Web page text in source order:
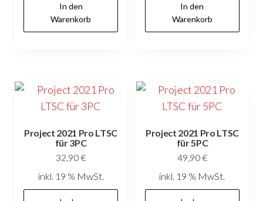
In den
Warenkorb
In den
Warenkorb
Project 2021 Pro LTSC
für 3PC
32,90€
inkl. 19 % MwSt.
Project 2021 Pro LTSC
für 5PC
49,90€
inkl. 19 % MwSt.